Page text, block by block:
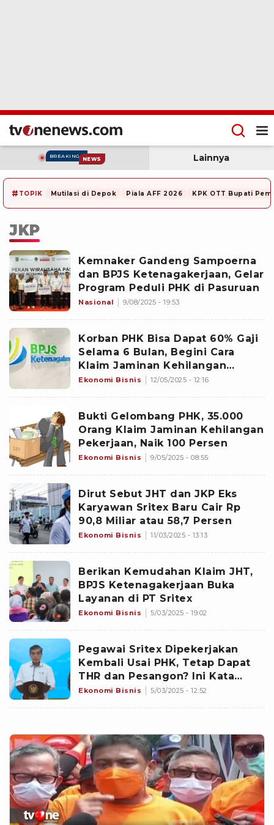
BREAKING NEWS Lainnya
# TOPIK Mutilasi di Depok Piala AFF 2026 KPK OTT Bupati
JKP
Kemnaker Gandeng Sampoerna
dan BPJS Ketenagakerjaan, Gelar
Program Peduli PHK di Pasuruan
Nasional 9/08/2025 - 19:53
Korban PHK Bisa Dapat 60% Gaji
Selama 6 Bulan, Begini Cara
Klaim Jaminan Kehilangan
Pekerjaan BPJS Ketenagakerjaan
Ekonomi Bisnis 12/05/2025 - 12:16
Bukti Gelombang PHK, 35.000
Orang Klaim Jaminan Kehilangan
Pekerjaan, Naik 100 Persen
Ekonomi Bisnis 9/05/2025 - 08:55
Dirut Sebut JHT dan JKP Eks
Karyawan Sritex Baru Cair Rp
90,8 Miliar atau 58,7 Persen
Ekonomi Bisnis 11/03/2025 - 13:13
Berikan Kemudahan Klaim JHT,
BPJS Ketenagakerjaan Buka
Layanan di PT Sritex
Ekonomi Bisnis 5/03/2025 - 19:02
Pegawai Sritex Dipekerjakan
Kembali Usai PHK, Tetap Dapat
THR dan Pesangon? Ini Kata
Menaker
Ekonomi Bisnis 5/03/2025 - 12:52